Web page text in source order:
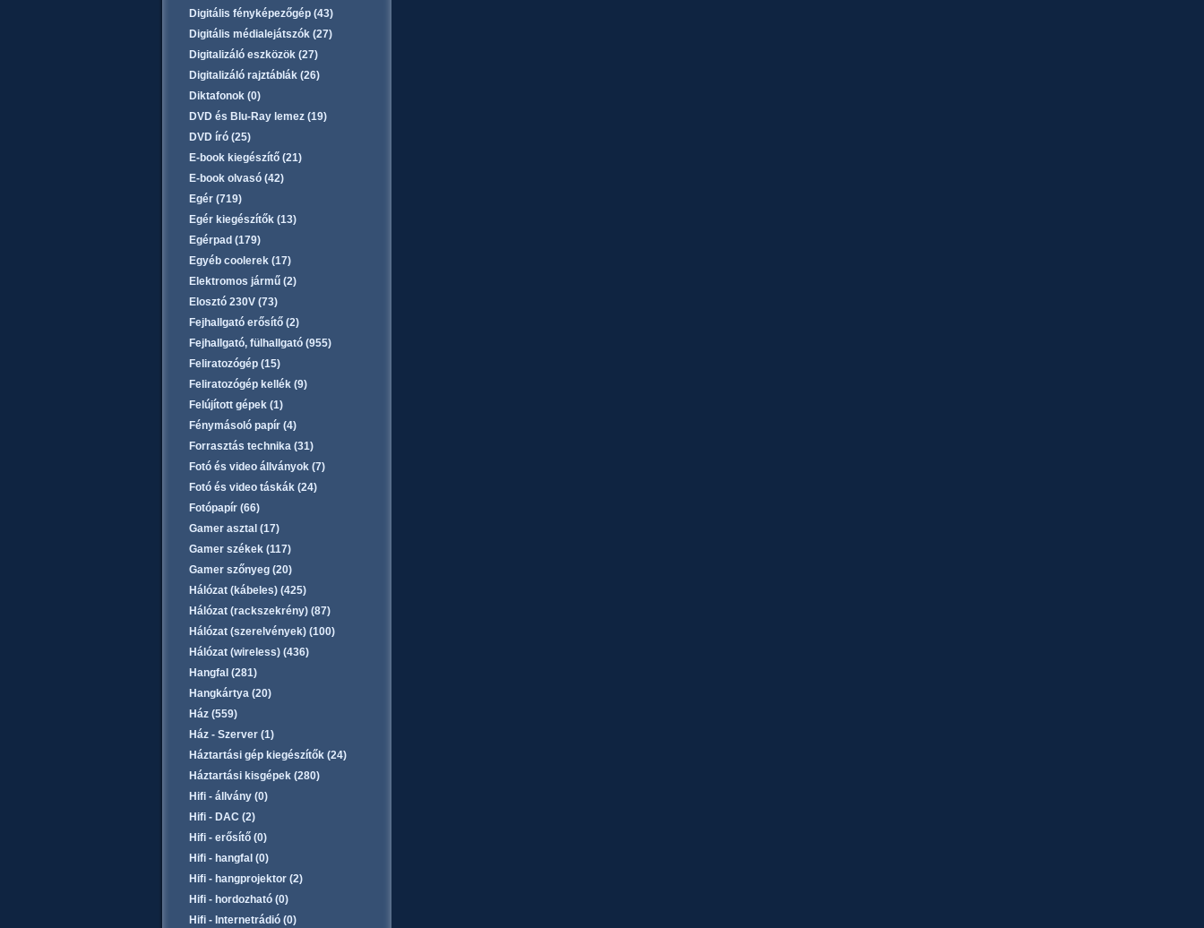
Digitális fényképezőgép (43)
Digitális médialejátszók (27)
Digitalizáló eszközök (27)
Digitalizáló rajztáblák (26)
Diktafonok (0)
DVD és Blu-Ray lemez (19)
DVD író (25)
E-book kiegészítő (21)
E-book olvasó (42)
Egér (719)
Egér kiegészítők (13)
Egérpad (179)
Egyéb coolerek (17)
Elektromos jármű (2)
Elosztó 230V (73)
Fejhallgató erősítő (2)
Fejhallgató, fülhallgató (955)
Feliratozógép (15)
Feliratozógép kellék (9)
Felújított gépek (1)
Fénymásoló papír (4)
Forrasztás technika (31)
Fotó és video állványok (7)
Fotó és video táskák (24)
Fotópapír (66)
Gamer asztal (17)
Gamer székek (117)
Gamer szőnyeg (20)
Hálózat (kábeles) (425)
Hálózat (rackszekrény) (87)
Hálózat (szerelvények) (100)
Hálózat (wireless) (436)
Hangfal (281)
Hangkártya (20)
Ház (559)
Ház - Szerver (1)
Háztartási gép kiegészítők (24)
Háztartási kisgépek (280)
Hifi - állvány (0)
Hifi - DAC (2)
Hifi - erősítő (0)
Hifi - hangfal (0)
Hifi - hangprojektor (2)
Hifi - hordozható (0)
Hifi - Internetrádió (0)